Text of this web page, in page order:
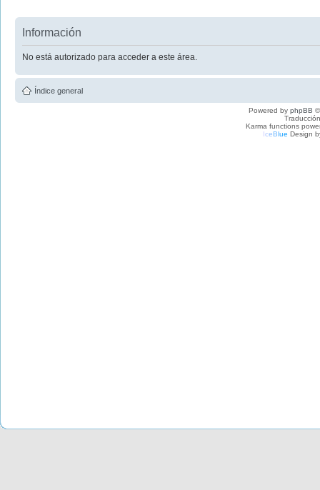
Información
No está autorizado para acceder a este área.
Índice general
Powered by phpBB
Karma functions
IceBlue Design